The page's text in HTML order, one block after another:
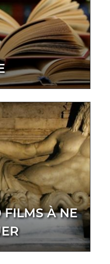
FILMS À NE